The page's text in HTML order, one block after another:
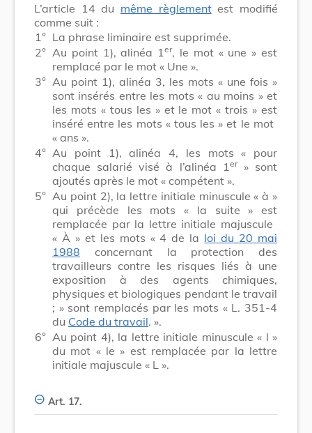
L’article 14 du même règlementest modifié
comme suit :
1° La phrase liminaire est supprimée.
2° Au point 1), alinéa 1er, le mot « une » est
remplacé par le mot « Une ».
3° Au point 1), alinéa 3, les mots « une fois »
sont insérés entre les mots« au moins »et
les mots « tous les »et le mot« trois » est
inséré entre les mots « tous les » et le mot
« ans ».
4° Au point 1), alinéa 4, les mots« pour
chaque salarié visé à l’alinéa 1 er»sont
ajoutés après le mot « compétent ».
5° Au point 2), la lettre initiale minuscule« à »
qui précède les mots « la suite » est
remplacée par la lettre initiale majuscule
« À »et les mots « 4 de la loi du 20 mai
1988 concernant la protection des
travailleurs contre les risques liés à une
exposition à des agents chimiques,
physiques et biologiques pendant le travail
; »sont remplacés par les mots « L. 351-4
du Code du travail. ».
6° Au point 4), la lettre initiale minuscule« l »
du mot « le » est remplacée par la lettre
initiale majuscule « L ».
Art. 17.